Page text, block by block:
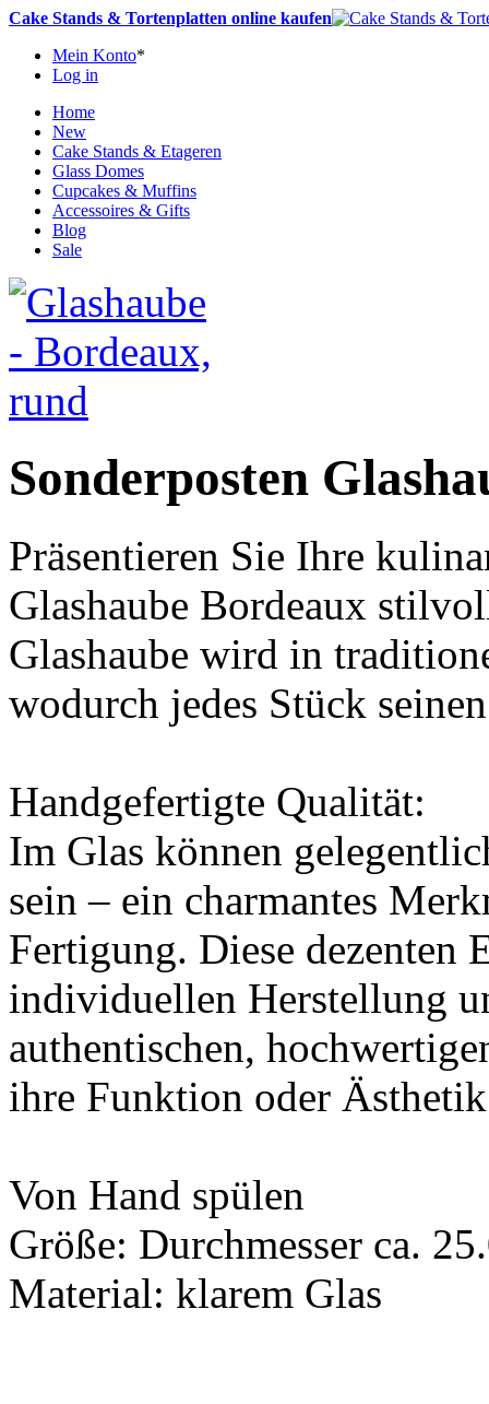
Cake Stands & Tortenplatten online kaufen
Mein Konto*
Log in
Home
New
Cake Stands & Etageren
Glass Domes
Cupcakes & Muffins
Accessoires & Gifts
Blog
Sale
Sonderposten
Präsentieren Sie Ihre
Glashaube Bordeaux
Glashaube wird in
wodurch jedes Stück
Handgefertigte Qualität:
Im Glas können
sein – ein charmantes
Fertigung. Diese dezenten
individuellen Herstellung
authentischen,
ihre Funktion oder
Von Hand spülen
Größe: Durchmesser ca.
Material: klarem Glas